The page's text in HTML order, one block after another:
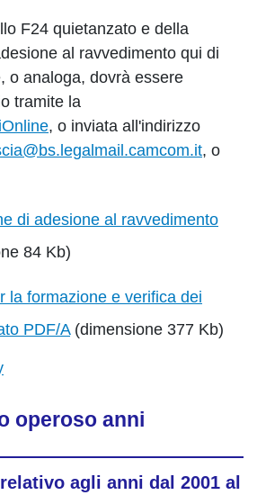
F24 quietanzato e della
al ravvedimento qui di
o analoga, dovrà essere
tramite la
, o inviata all'indirizzo
, o
di adesione al ravvedimento
84 Kb)
la formazione e verifica dei
PDF/A(dimensione 377 Kb)
operoso anni
agli anni dal 2001 al